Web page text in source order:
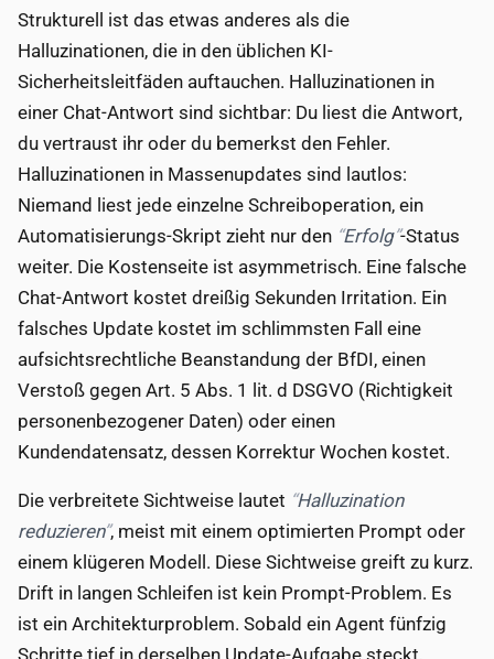
Strukturell ist das etwas anderes als die
Halluzinationen, die in den üblichen KI-
Sicherheitsleitfäden auftauchen. Halluzinationen in
einer Chat-Antwort sind sichtbar: Du liest die Antwort,
du vertraust ihr oder du bemerkst den Fehler.
Halluzinationen in Massenupdates sind lautlos:
Niemand liest jede einzelne Schreiboperation, ein
Automatisierungs-Skript zieht nur den Erfolg -Status
weiter. Die Kostenseite ist asymmetrisch. Eine falsche
Chat-Antwort kostet dreißig Sekunden Irritation. Ein
falsches Update kostet im schlimmsten Fall eine
aufsichtsrechtliche Beanstandung der BfDI, einen
Verstoß gegen Art. 5 Abs. 1 lit. d DSGVO (Richtigkeit
personenbezogener Daten) oder einen
Kundendatensatz, dessen Korrektur Wochen kostet.
Die verbreitete Sichtweise lautet Halluzination
reduzieren , meist mit einem optimierten Prompt oder
einem klügeren Modell. Diese Sichtweise greift zu kurz.
Drift in langen Schleifen ist kein Prompt-Problem. Es
ist ein Architekturproblem. Sobald ein Agent fünfzig
Schritte tief in derselben Update-Aufgabe steckt,